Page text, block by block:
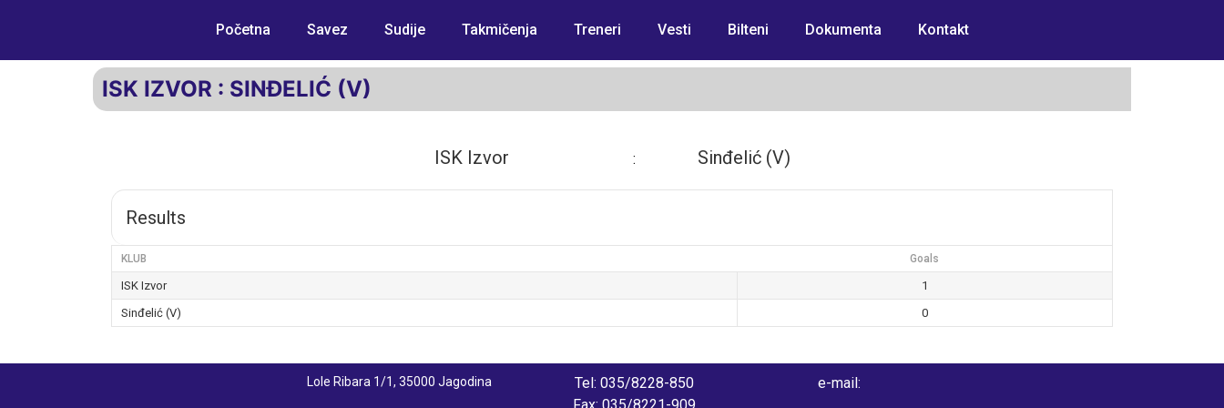
Početna Savez Sudije Takmičenja Treneri Vesti Bilteni Dokumenta Kontakt
ISK IZVOR : SINĐELIĆ (V)
ISK Izvor : Sinđelić (V)
Results
KLUB Goals
ISK Izvor
1
Sinđelić (V)
0
Lole Ribara 1/1, 35000 Jagodina
Tel: 035/8228-850
e-mail: